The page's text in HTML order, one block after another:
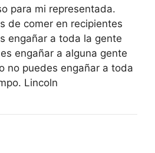
para mi representada.
de comer en recipientes
engañar a toda la gente
engañar a alguna gente
no puedes engañar a toda
Lincoln